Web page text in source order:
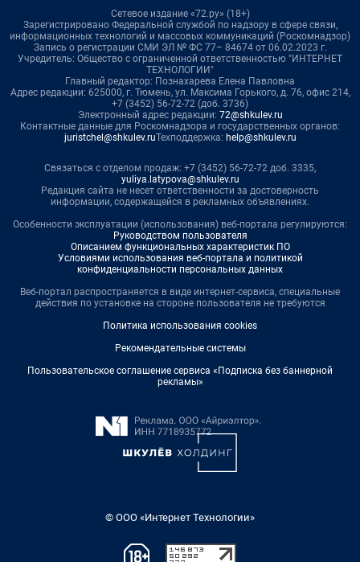
Сетевое издание «72.ру» (18+)
Зарегистрировано Федеральной службой по надзору в сфере связи,
информационных технологий и массовых коммуникаций (Роскомнадзор)
Запись о регистрации СМИ ЭЛ № ФС 77– 84674 от 06.02.2023 г.
Учредитель: Общество с ограниченной ответственностью "ИНТЕРНЕТ
ТЕХНОЛОГИИ"
Главный редактор: Познахарева Елена Павловна
Адрес редакции: 625000, г. Тюмень, ул. Максима Горького, д. 76, офис 214,
+7 (3452) 56-72-72 (доб. 3736)
Электронный адрес редакции: 72@shkulev.ru
Контактные данные для Роскомнадзора и государственных органов:
juristchel@shkulev.ruТехподдержка: help@shkulev.ru
Связаться с отделом продаж: +7 (3452) 56-72-72 доб. 3335,
yuliya.latypova@shkulev.ru
Редакция сайта не несет ответственности за достоверность
информации, содержащейся в рекламных объявлениях.
Особенности эксплуатации (использования) веб-портала регулируются:
Руководством пользователя
Описанием функциональных характеристик ПО
Условиями использования веб-портала и политикой
конфиденциальности персональных данных
Веб-портал распространяется в виде интернет-сервиса, специальные
действия по установке на стороне пользователя не требуются
Политика использования cookies
Рекомендательные системы
Пользовательское соглашение сервиса «Подписка без баннерной
рекламы»
© ООО «Интернет Технологии»